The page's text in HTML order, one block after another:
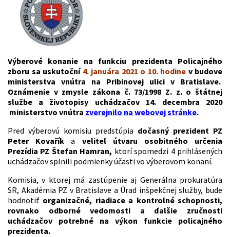
Výberové konanie na funkciu prezidenta Policajného
zboru sa uskutoční 4. januára 2021 o 10. hodine v budove
ministerstva vnútra na Pribinovej ulici v Bratislave.
Oznámenie v zmysle zákona č. 73/1998 Z. z. o štátnej
službe a životopisy uchádzačov 14. decembra 2020
ministerstvo vnútra zverejnilo na webovej stránke.
Pred výberovú komisiu predstúpia dočasný prezident PZ
Peter Kovařík a veliteľ útvaru osobitného určenia
Prezídia PZ Štefan Hamran, ktorí spomedzi 4 prihlásených
uchádzačov splnili podmienky účasti vo výberovom konaní.
Komisia, v ktorej má zastúpenie aj Generálna prokuratúra
SR, Akadémia PZ v Bratislave a Úrad inšpekčnej služby, bude
hodnotiť organizačné, riadiace a kontrolné schopnosti,
rovnako odborné vedomosti a ďalšie zručnosti
uchádzačov potrebné na výkon funkcie policajného
prezidenta.